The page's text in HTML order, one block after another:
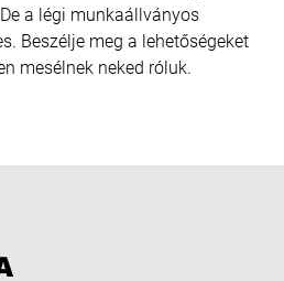
a légi munkaállványos
Beszélje meg a lehetőségeket
mesélnek neked róluk.